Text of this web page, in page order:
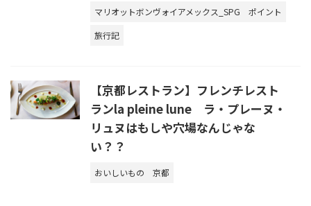
マリオットボンヴォイアメックス_SPG
ポイント
旅行記
【京都レストラン】フレンチレスト
ランla pleine lune ラ・プレーヌ・
リュヌはもしや穴場なんじゃな
い？？
おいしいもの 京都